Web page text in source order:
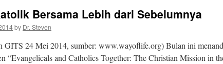
Bersama Lebih dari Sebelumnya
by Dr. Steven
GITS 24 Mei 2014, sumber: www.wayoflife.org) Bulan ini
“Evangelicals and Catholics Together: The Christian Mission in